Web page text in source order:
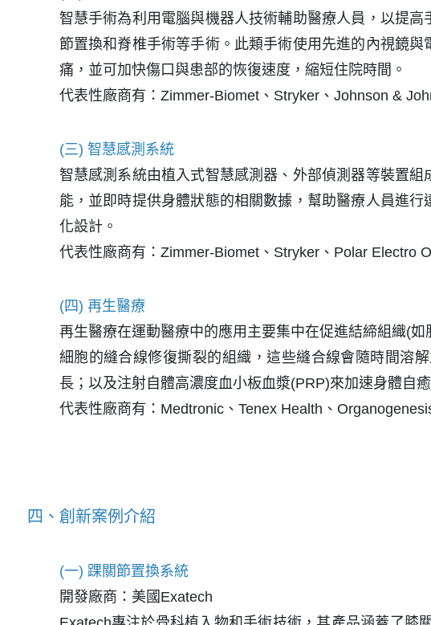
智慧手術為利用電腦與機器人技術輔助醫療人員，以提
節置換和脊椎手術等手術。此類手術使用先進的內視鏡
痛，並可加快傷口與患部的恢復速度，縮短住院時間。
代表性廠商有：Zimmer-Biomet、Stryker、Johnson &
(三) 智慧感測系統
智慧感測系統由植入式智慧感測器、外部偵測器等裝置
能，並即時提供身體狀態的相關數據，幫助醫療人員進
化設計。
代表性廠商有：Zimmer-Biomet、Stryker、Polar Electro
(四) 再生醫療
再生醫療在運動醫療中的應用主要集中在促進結締組織(
細胞的縫合線修復撕裂的組織，這些縫合線會隨時間溶
長；以及注射自體高濃度血小板血漿(PRP)來加速身體自
代表性廠商有：Medtronic、Tenex Health、
四、創新案例介紹
(一) 踝關節置換系統
開發廠商：美國Exatech